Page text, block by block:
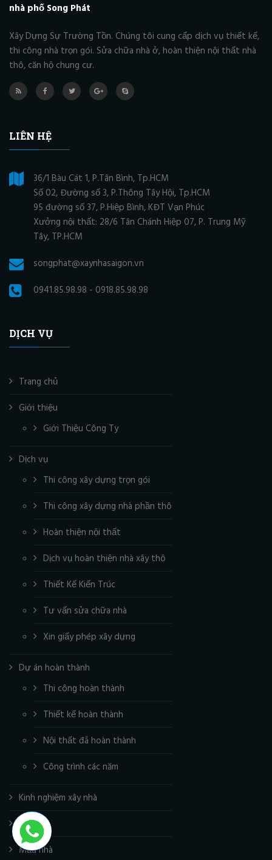
nhà phố Song Phát
Xây Dựng Sự Trường Tồn. Chúng tôi cung cấp dịch vụ thiết kế,
thi công nhà trọn gói. Sửa chữa nhà ở, hoàn thiện nội thất nhà
thô, căn hộ chung cư.
LIÊN HỆ
36/1 Bàu Cát 1, P.Tân Bình, Tp.HCM
Số 02, Đường số 3, P.Thông Tây Hội, Tp.HCM
95 đường số 37, P.Hiệp Bình, KĐT Vạn Phúc
Xưởng nội thất: 28/6 Tân Chánh Hiệp 07, P. Trung Mỹ
Tây, TP.HCM
songphat@xaynhasaigon.vn
0941.85.98.98 - 0918.85.98.98
DỊCH VỤ
Trang chủ
Giới thiệu
Giới Thiệu Công Ty
Dịch vụ
Thi công xây dựng trọn gói
Thi công xây dựng nhà phần thô
Hoàn thiện nội thất
Dịch vụ hoàn thiện nhà xây thô
Thiết Kế Kiến Trúc
Tư vấn sửa chữa nhà
Xin giấy phép xây dựng
Dự án hoàn thành
Thi công hoàn thành
Thiết kế hoàn thành
Nội thất đã hoàn thành
Công trình các năm
Kinh nghiệm xây nhà
Video
Mẫu nhà